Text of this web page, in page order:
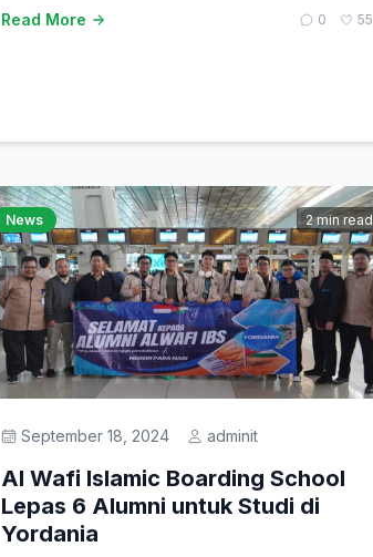
Read More 0 55
News 2 min read
September 18, 2024 adminit
Al Wafi Islamic Boarding School
Lepas 6 Alumni untuk Studi di
Yordania